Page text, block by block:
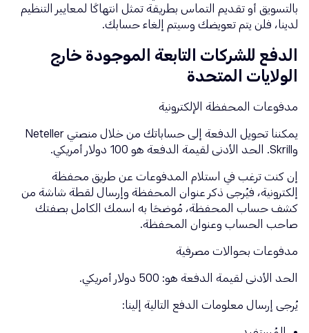
بالتسويق أو تقديم التماس بطريقة تمثل انتهاكًا لمعايير التنظيم
لدينا، فلن يتم تعويضك وسيتم إلغاء حسابك.
الدفع للشركات التابعة الموجودة خارج
الولايات المتحدة
مدفوعات المحفظة الإلكترونية
يمكننا تحويل الدفعة إلى حساباتك من خلال منصتي Neteller
وSkrill. الحد الأدنى لقيمة الدفعة هو 100 دولار أمريكي.
إن كنت ترغب في استلام المدفوعات عن طريق محفظة
إلكترونية، فيُرجى ذكر عنوان المحفظة وإرسال لقطة شاشة من
كشف حساب المحفظة، مُوضحًا به اسمك الكامل بصفتك
صاحب الحساب وعنوان المحفظة.
مدفوعات بحوالات مصرفية
الحد الأدنى لقيمة الدفعة هو: 500 دولار أمريكي.
يُرجى إرسال معلومات الدفع التالية إلينا: